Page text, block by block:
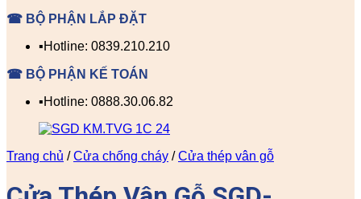
☎ BỘ PHẬN LẮP ĐẶT
▪️Hotline: 0839.210.210
☎ BỘ PHẬN KẾ TOÁN
▪️Hotline: 0888.30.06.82
Trang chủ / Cửa chống cháy / Cửa thép vân gỗ